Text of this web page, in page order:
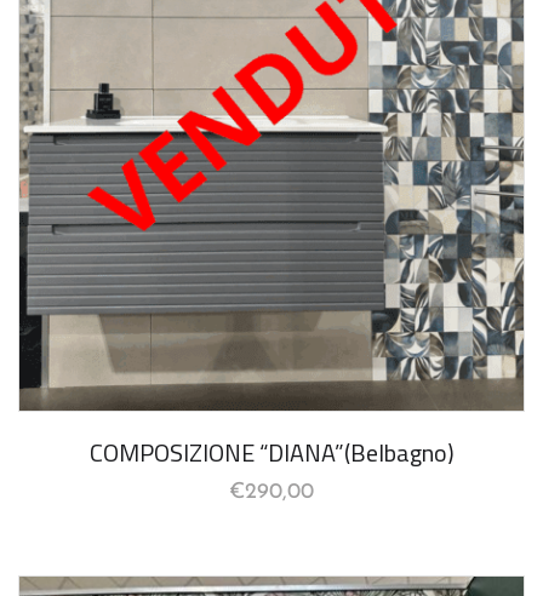
COMPOSIZIONE “DIANA”(Belbagno)
€290,00